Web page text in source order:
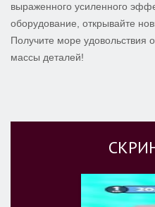
выраженного усиленного
оборудование, открывайте
Получите море удовольствия
массы деталей!